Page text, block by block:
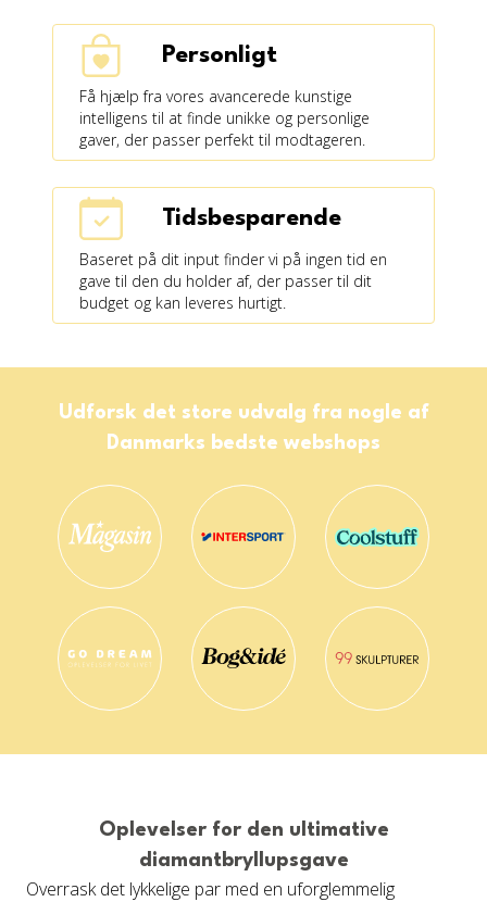
Personligt
Få hjælp fra vores avancerede kunstige
intelligens til at finde unikke og personlige
gaver, der passer perfekt til modtageren.
Tidsbesparende
Baseret på dit input finder vi på ingen tid en
gave til den du holder af, der passer til dit
budget og kan leveres hurtigt.
Udforsk det store udvalg fra nogle af
Danmarks bedste webshops
Oplevelser for den ultimative
diamantbryllupsgave
Overrask det lykkelige par med en uforglemmelig